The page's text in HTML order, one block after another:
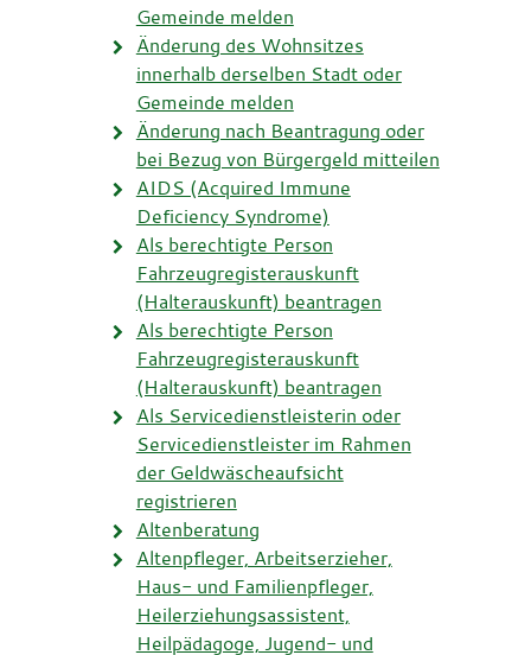
Gemeinde melden
Änderung des Wohnsitzes
innerhalb derselben Stadt oder
Gemeinde melden
Änderung nach Beantragung oder
bei Bezug von Bürgergeld mitteilen
AIDS (Acquired Immune
Deficiency Syndrome)
Als berechtigte Person
Fahrzeugregisterauskunft
(Halterauskunft) beantragen
Als berechtigte Person
Fahrzeugregisterauskunft
(Halterauskunft) beantragen
Als Servicedienstleisterin oder
Servicedienstleister im Rahmen
der Geldwäscheaufsicht
registrieren
Altenberatung
Altenpfleger, Arbeitserzieher,
Haus- und Familienpfleger,
Heilerziehungsassistent,
Heilpädagoge, Jugend- und